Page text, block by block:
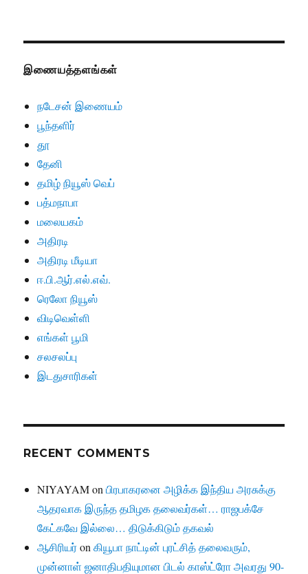
இணையத்தளங்கள்
நடேசன் இணையம்
பூந்தளிர்
தூ
தேனி
தமிழ் நியூஸ் வெப்
பத்மநாபா
மலையகம்
அதிரடி
அதிரடி மீடியா
ஈ.பி.ஆர்.எல்.எவ்.
ரெலோ நியூஸ்
விடிவெள்ளி
எங்கள் பூமி
சலசலப்பு
இடதுசாரிகள்
RECENT COMMENTS
NIYAYAMonபிரபாகரனை அழிக்க இந்திய அரசுக்கு
ஆதரவாக இருந்த தமிழக தலைவர்கள்… ராஜபக்சே
கேட்கவே இல்லை… திடுக்கிடும் தகவல்
ஆசிரியர்onகியூபா நாட்டின் புரட்சித் தலைவரும்,
முன்னாள் ஜனாதிபதியுமான பிடல் காஸ்ட்ரோ அவரது 90-